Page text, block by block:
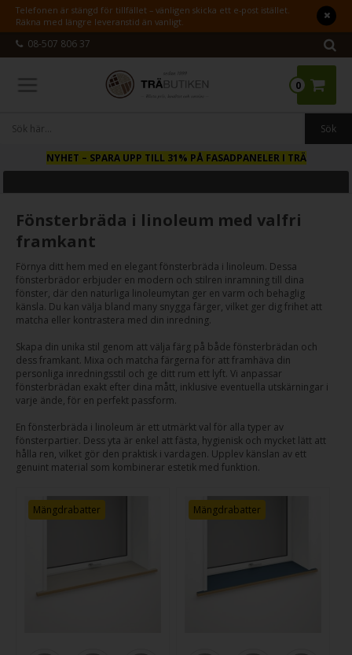
Telefonen är stängd för tillfället – vänligen skicka ett e-post istället.
Räkna med längre leveranstid än vanligt.
08-507 806 37
0
NYHET– SPARA UPP TILL 31% PÅ FASADPANELER I TRÄ
Fönsterbräda i linoleum med valfri
framkant
Förnya ditt hem med en elegant fönsterbräda i linoleum. Dessa
fönsterbrädor erbjuder en modern och stilren inramning till dina
fönster, där den naturliga linoleumytan ger en varm och behaglig
känsla. Du kan välja bland many snygga färger, vilket ger dig frihet att
matcha eller kontrastera med din inredning.
Skapa din unika stil genom att välja färg på både fönsterbrädan och
dess framkant. Mixa och matcha färgerna för att framhäva din
personliga inredningsstil och ge ditt rum ett lyft. Vi anpassar
fönsterbrädan exakt efter dina mått, inklusive eventuella utskärningar i
varje ände, för en perfekt passform.
En fönsterbräda i linoleum är ett utmärkt val för alla typer av
fönsterpartier. Dess yta är enkel att fästa, hygienisk och mycket lätt att
hålla ren, vilket gör den praktisk i vardagen. Upplev känslan av ett
genuint material som kombinerar estetik med funktion.
Mängdrabatter Mängdrabatter